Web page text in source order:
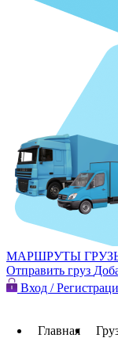
МАРШРУТЫ
Отправить груз
Вход /
Главная